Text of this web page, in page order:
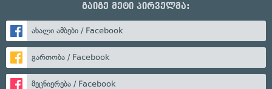
გაიგე მეტი პირველმა:
ახალი ამბები / Facebook
გართობა / Facebook
მეცნიერება / Facebook